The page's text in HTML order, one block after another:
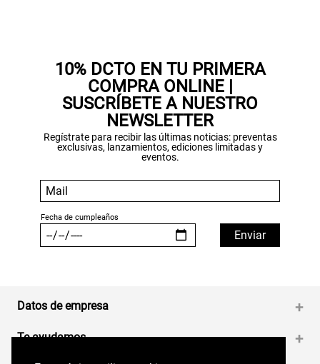
10% DCTO EN TU PRIMERA
COMPRA ONLINE |
SUSCRÍBETE A NUESTRO
NEWSLETTER
Regístrate para recibir las últimas noticias: preventas
exclusivas, lanzamientos, ediciones limitadas y
eventos.
Datos de empresa +
Te ayudamos +